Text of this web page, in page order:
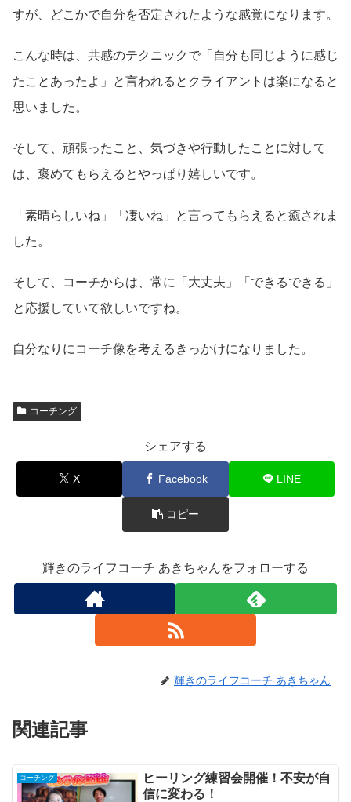
すが、どこかで自分を否定されたような感覚になります。
こんな時は、共感のテクニックで「自分も同じように感じ
たことあったよ」と言われるとクライアントは楽になると
思いました。
そして、頑張ったこと、気づきや行動したことに対して
は、褒めてもらえるとやっぱり嬉しいです。
「素晴らしいね」「凄いね」と言ってもらえると癒されま
した。
そして、コーチからは、常に「大丈夫」「できるできる」
と応援していて欲しいですね。
自分なりにコーチ像を考えるきっかけになりました。
コーチング
シェアする
X Facebook LINE
コピー
輝きのライフコーチ あきちゃんをフォローする
輝きのライフコーチ あきちゃん
関連記事
コーチング
ヒーリング練習会開催！不安が自
信に変わる！